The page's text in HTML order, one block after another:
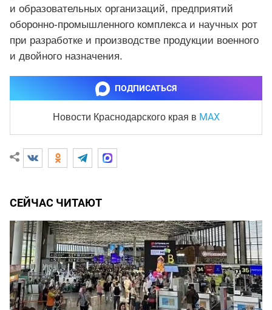
и образовательных организаций, предприятий
оборонно-промышленного комплекса и научных рот
при разработке и производстве продукции военного
и двойного назначения.
ПОДПИСАТЬСЯ
Новости Краснодарского края в MAX
СЕЙЧАС ЧИТАЮТ